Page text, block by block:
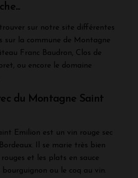
sur notre site différentes
sur la commune de Montagne
Franc Baudron, Clos de
ou encore le domaine
du Montagne Saint
Emilion est un vin rouge sec
Il se marie très bien
rouges et les plats en sauce
ou le coq au vin.